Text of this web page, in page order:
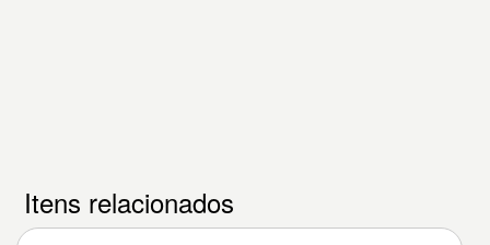
Itens relacionados